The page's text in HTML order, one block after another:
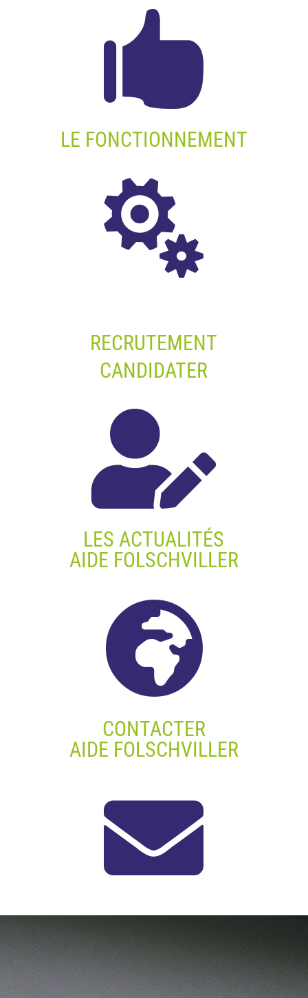

LE FONCTIONNEMENT

RECRUTEMENT
CANDIDATER

LES ACTUALITÉS
AIDE FOLSCHVILLER

CONTACTER
AIDE FOLSCHVILLER
